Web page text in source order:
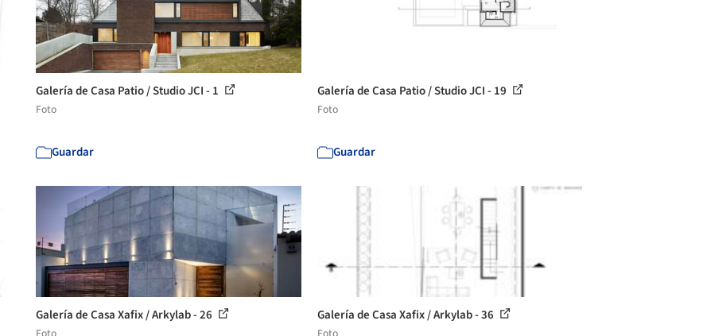
Galería de Casa Patio / Studio JCI - 1
Foto
Guardar
Galería de Casa Patio / Studio JCI - 19
Foto
Guardar
Galería de Casa Xafix / Arkylab - 26 Galería de Casa Xafix / Arkylab - 36